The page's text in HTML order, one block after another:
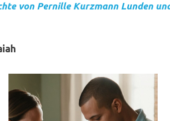
von Pernille Kurzmann Lunden